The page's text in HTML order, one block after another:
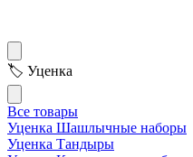
🏷 Уценка
Все товары
Уценка Шашлычные наборы
Уценка Тандыры